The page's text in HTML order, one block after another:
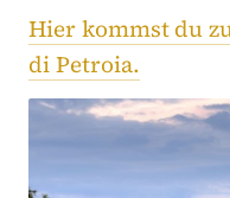
Hier kommst du
di Petroia.